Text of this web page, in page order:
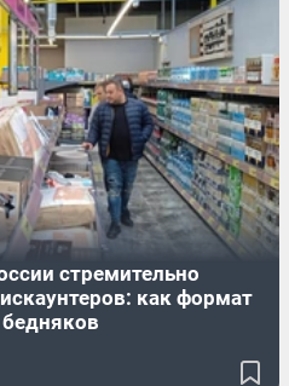
стремительно
как формат